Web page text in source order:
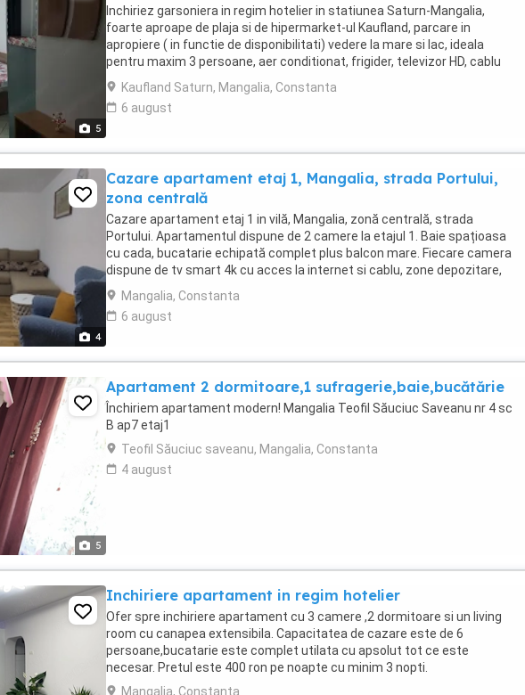
5
Inchiriez garsoniera in regim hotelier in statiunea Saturn-Mangalia,
foarte aproape de plaja si de hipermarket-ul Kaufland, parcare in
apropiere ( in functie de disponibilitati) vedere la mare si lac, ideala
pentru maxim 3 persoane, aer conditionat, frigider, televizor HD, cablu
TV, miniaragaz cu butelie, ...
Kaufland Saturn, Mangalia, Constanta
6 august
4
Cazare apartament etaj 1, Mangalia, strada Portului,
zona centrală
Cazare apartament etaj 1 in vilă, Mangalia, zonă centrală, strada
Portului. Apartamentul dispune de 2 camere la etajul 1. Baie spațioasa
cu cada, bucatarie echipată complet plus balcon mare. Fiecare camera
dispune de tv smart 4k cu acces la internet si cablu, zone depozitare,
internet nelimitat, aer ...
Mangalia, Constanta
6 august
5
Apartament 2 dormitoare,1 sufragerie,baie,bucătărie
Închiriem apartament modern! Mangalia Teofil Săuciuc Saveanu nr 4 sc
B ap7 etaj1
Teofil Săuciuc saveanu, Mangalia, Constanta
4 august
Inchiriere apartament in regim hotelier
Ofer spre inchiriere apartament cu 3 camere ,2 dormitoare si un living
room cu canapea extensibila. Capacitatea de cazare este de 6
persoane,bucatarie este complet utilata cu apsolut tot ce este
necesar. Pretul este 400 ron pe noapte cu minim 3 nopti.
Mangalia, Constanta